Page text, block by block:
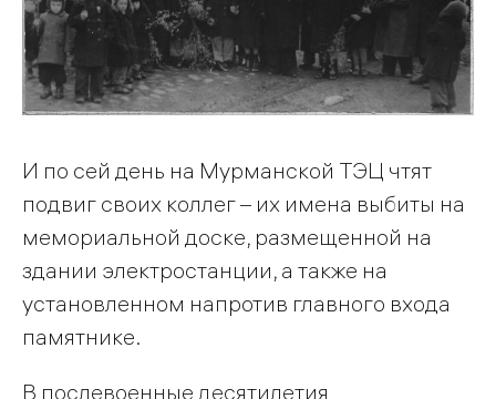
И по сей день на Мурманской ТЭЦ чтят
подвиг своих коллег – их имена выбиты на
мемориальной доске, размещенной на
здании электростанции, а также на
установленном напротив главного входа
памятнике.
В послевоенные десятилетия